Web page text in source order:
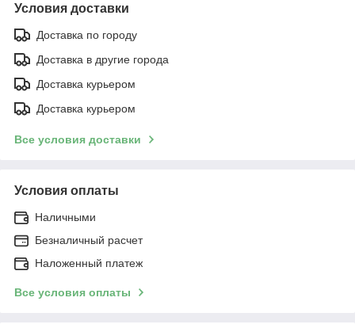
Условия доставки
Доставка по городу
Доставка в другие города
Доставка курьером
Доставка курьером
Все условия доставки
Условия оплаты
Наличными
Безналичный расчет
Наложенный платеж
Все условия оплаты